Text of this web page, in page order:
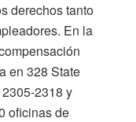
derechos tanto
En la
en 328 State
2318 y
oficinas de